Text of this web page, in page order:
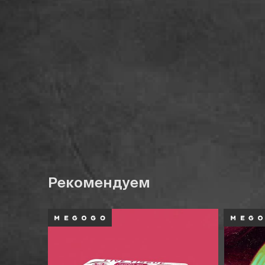
Рекомендуем